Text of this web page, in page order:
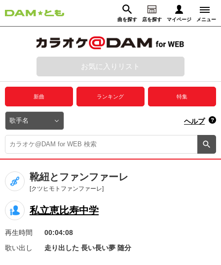
曲を探す 店を探す マイページ メニュー
動画からさがす 録音からさがす
ログイン
プレミアムサービス
DAM★とも動画
DAM★とも録音
カラオケ＠DAM
ユーザー検索
キャンペーン
お知らせ よくあるご質問
お気に入りリスト
新曲 ランキング 特集
ヘルプ
靴紐とファンファーレ
[クツヒモトファンファーレ]
私立恵比寿中学
再生時間
00:04:08
歌い出し
走り出した 長い長い夢 随分